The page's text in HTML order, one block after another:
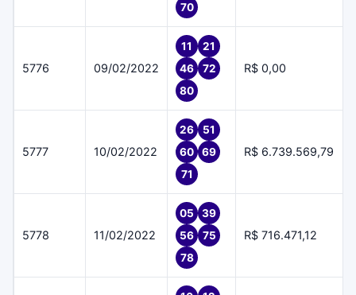
70
5776 09/02/2022
11
21
46
72
80
R$ 0,00
5777 10/02/2022
26
51
60
69
71
R$ 6.739.569,79
5778 11/02/2022
05
39
56
75
78
R$ 716.471,12